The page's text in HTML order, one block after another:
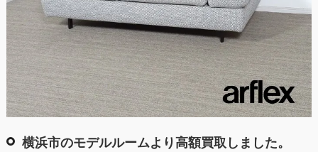
横浜市のモデルルームより高額買取しました。